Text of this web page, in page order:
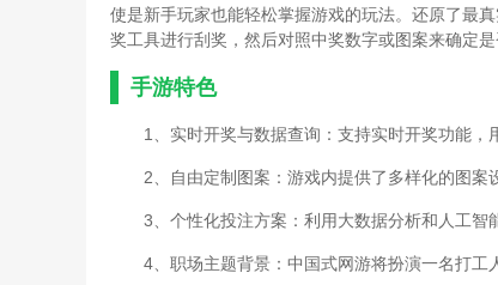
使是新手玩家也能轻松掌握游戏的玩法。还原了最
奖工具进行刮奖，然后对照中奖数字或图案来确定是
手游特色
1、实时开奖与数据查询：支持实时开奖功能，
2、自由定制图案：游戏内提供了多样化的图案
3、个性化投注方案：利用大数据分析和人工智
4、职场主题背景：中国式网游将扮演一名打工